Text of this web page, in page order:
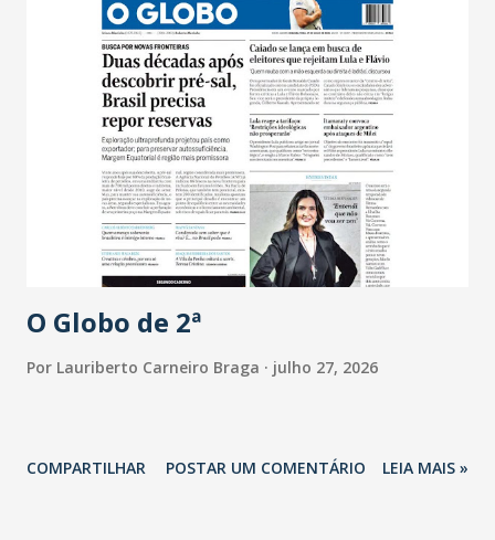
O Globo de 2ª
Por Lauriberto Carneiro Braga julho 27, 2026
COMPARTILHAR POSTAR UM COMENTÁRIO LEIA MAIS »